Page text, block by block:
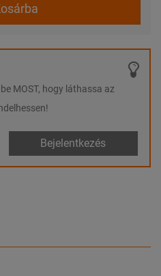
MOST, hogy láthassa az
Bejelentkezés